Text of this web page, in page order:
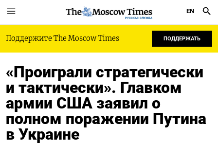
РУССКАЯ СЛУЖБА
EN
Поддержите The Moscow Times ПОДДЕРЖАТЬ
«Проиграли стратегически
и тактически». Главком
армии США заявил о
полном поражении Путина
в Украине